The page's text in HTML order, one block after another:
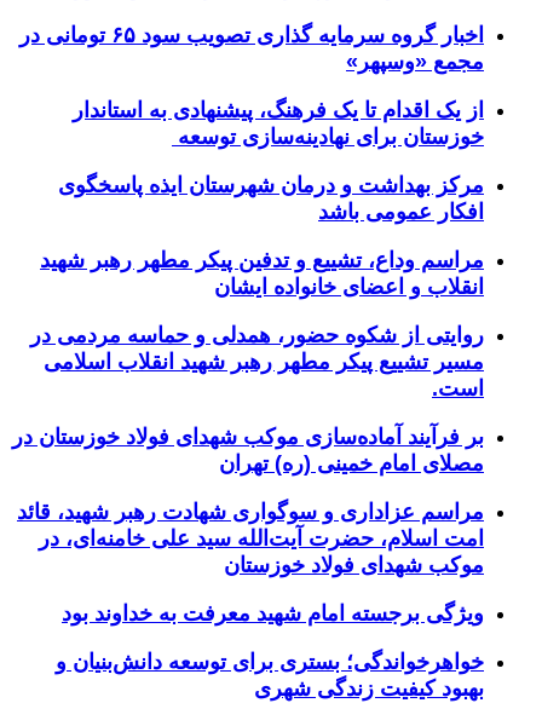
اخبار گروه سرمایه گذاری تصویب سود ۶۵ تومانی در
مجمع «وسپهر»
از یک اقدام تا یک فرهنگ، پیشنهادی به استاندار
خوزستان برای نهادینه‌سازی توسعه
مرکز بهداشت و درمان شهرستان ایذه پاسخگوی
افکار عمومی باشد
مراسم وداع، تشییع و تدفین پیکر مطهر رهبر شهید
انقلاب و اعضای خانواده ایشان
روایتی از شکوه حضور، همدلی و حماسه مردمی در
مسیر تشییع پیکر مطهر رهبر شهید انقلاب اسلامی
است.
بر فرآیند آماده‌سازی موکب شهدای فولاد خوزستان در
مصلای امام خمینی (ره) تهران
مراسم عزاداری و سوگواری شهادت رهبر شهید، قائد
امت اسلام، حضرت آیت‌الله سید علی خامنه‌ای، در
موکب شهدای فولاد خوزستان
ویژگی برجسته امام شهید معرفت به خداوند بود
خواهرخواندگی؛ بستری برای توسعه دانش‌بنیان و
بهبود کیفیت زندگی شهری